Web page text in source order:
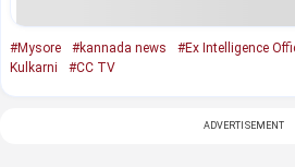
#Mysore #kannada news #Ex Intelligence
Kulkarni
#CC TV
ADVERTISEMENT